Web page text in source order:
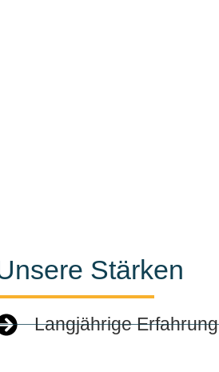
Stärken
Langjährige Erfahrung